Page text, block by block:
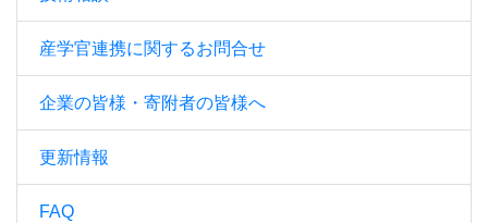
産学官連携に関するお問合せ
企業の皆様・寄附者の皆様へ
更新情報
FAQ